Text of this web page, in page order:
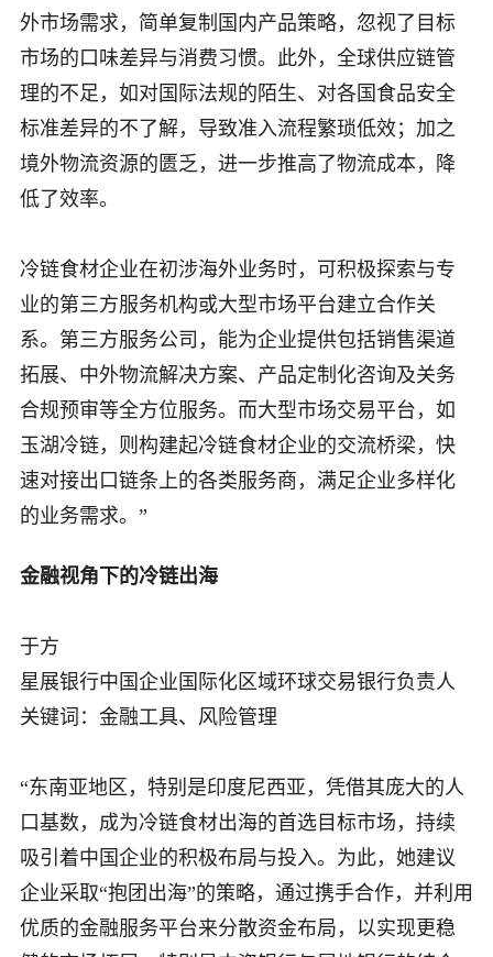
外市场需求，简单复制国内产品策略，忽视了目标
市场的口味差异与消费习惯。此外，全球供应链管
理的不足，如对国际法规的陌生、对各国食品安全
标准差异的不了解，导致准入流程繁琐低效；加之
境外物流资源的匮乏，进一步推高了物流成本，降
低了效率。
冷链食材企业在初涉海外业务时，可积极探索与专
业的第三方服务机构或大型市场平台建立合作关
系。第三方服务公司，能为企业提供包括销售渠道
拓展、中外物流解决方案、产品定制化咨询及关务
合规预审等全方位服务。而大型市场交易平台，如
玉湖冷链，则构建起冷链食材企业的交流桥梁，快
速对接出口链条上的各类服务商，满足企业多样化
的业务需求。”
金融视角下的冷链出海
于方
星展银行中国企业国际化区域环球交易银行负责人
关键词：金融工具、风险管理
“东南亚地区，特别是印度尼西亚，凭借其庞大的人
口基数，成为冷链食材出海的首选目标市场，持续
吸引着中国企业的积极布局与投入。为此，她建议
企业采取“抱团出海”的策略，通过携手合作，并利用
优质的金融服务平台来分散资金布局，以实现更稳